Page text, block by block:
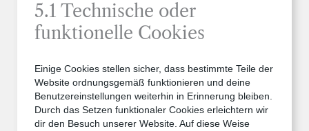
5.1 Technische oder
funktionelle Cookies
Einige Cookies stellen sicher, dass bestimmte Teile der
Website ordnungsgemäß funktionieren und deine
Benutzereinstellungen weiterhin in Erinnerung bleiben.
Durch das Setzen funktionaler Cookies erleichtern wir
dir den Besuch unserer Website. Auf diese Weise